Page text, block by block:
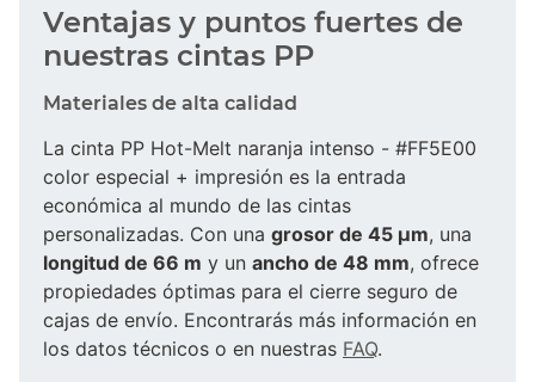
Ventajas y puntos fuertes de
nuestras cintas PP
Materiales de alta calidad
La cinta PP Hot-Melt naranja intenso - #FF5E00
color especial + impresión es la entrada
económica al mundo de las cintas
personalizadas. Con una grosor de 45 µm, una
longitud de 66 m y un ancho de 48 mm, ofrece
propiedades óptimas para el cierre seguro de
cajas de envío. Encontrarás más información en
los datos técnicos o en nuestras FAQ.